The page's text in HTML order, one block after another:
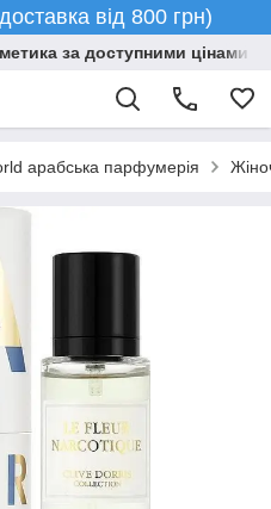
від 800 грн)
за доступними цінами
арабська парфумерія